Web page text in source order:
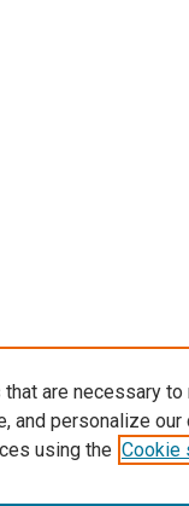
are necessary
and personalize
using the Cookie